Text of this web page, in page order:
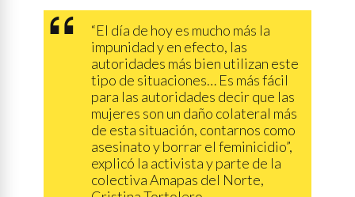
“El día de hoy es mucho más la
impunidad y en efecto, las
autoridades más bien utilizan este
tipo de situaciones… Es más fácil
para las autoridades decir que las
mujeres son un daño colateral más
de esta situación, contarnos como
asesinato y borrar el feminicidio”,
explicó la activista y parte de la
colectiva Amapas del Norte,